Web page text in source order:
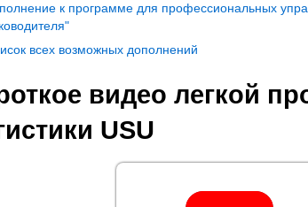
к программе для профессиональных
всех возможных дополнений
видео легкой
USU